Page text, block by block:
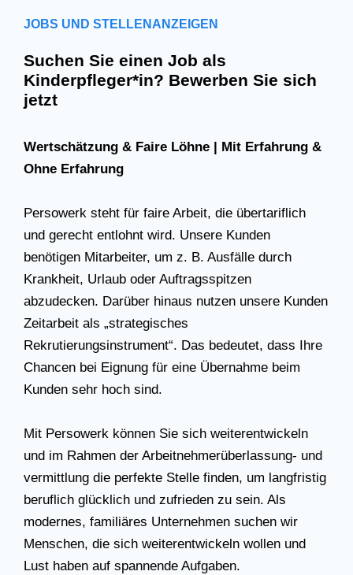
JOBS UND STELLENANZEIGEN
Suchen Sie einen Job als
Kinderpfleger*in? Bewerben Sie sich
jetzt
Wertschätzung & Faire Löhne | Mit Erfahrung &
Ohne Erfahrung
Persowerk steht für faire Arbeit, die übertariflich
und gerecht entlohnt wird. Unsere Kunden
benötigen Mitarbeiter, um z. B. Ausfälle durch
Krankheit, Urlaub oder Auftragsspitzen
abzudecken. Darüber hinaus nutzen unsere Kunden
Zeitarbeit als „strategisches
Rekrutierungsinstrument“. Das bedeutet, dass Ihre
Chancen bei Eignung für eine Übernahme beim
Kunden sehr hoch sind.
Mit Persowerk können Sie sich weiterentwickeln
und im Rahmen der Arbeitnehmerüberlassung- und
vermittlung die perfekte Stelle finden, um langfristig
beruflich glücklich und zufrieden zu sein. Als
modernes, familiäres Unternehmen suchen wir
Menschen, die sich weiterentwickeln wollen und
Lust haben auf spannende Aufgaben.